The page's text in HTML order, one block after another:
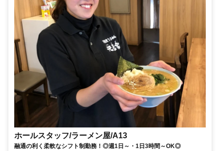
ホールスタッフ/ラーメン屋/A13
融通の利く柔軟なシフト制勤務！◎週1日～・1日3時間～OK◎